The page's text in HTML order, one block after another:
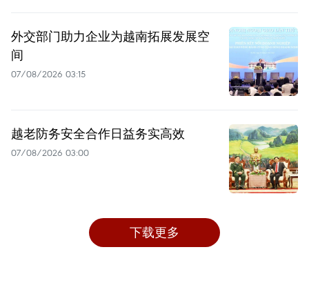
外交部门助力企业为越南拓展发展空
间
07/08/2026 03:15
越老防务安全合作日益务实高效
07/08/2026 03:00
下载更多